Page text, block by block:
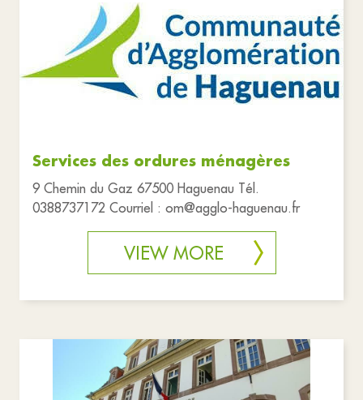
Services des ordures ménagères
9 Chemin du Gaz 67500 Haguenau Tél.
0388737172 Courriel : om@agglo-haguenau.fr
VIEW MORE